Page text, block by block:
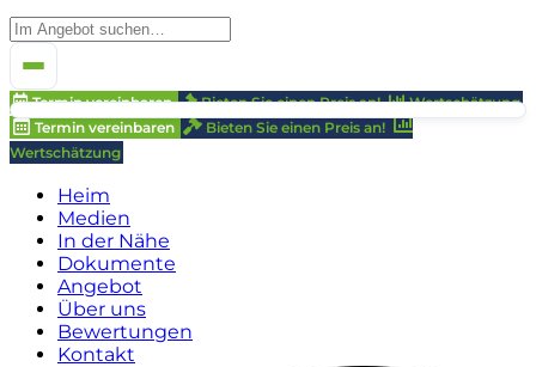
Termin vereinbaren Bieten Sie einen Preis an!
Wertschätzung
Termin vereinbaren
Bieten Sie einen Preis an!
Wertschätzung
Heim
Medien
In der Nähe
Dokumente
Angebot
Über uns
Bewertungen
Kontakt